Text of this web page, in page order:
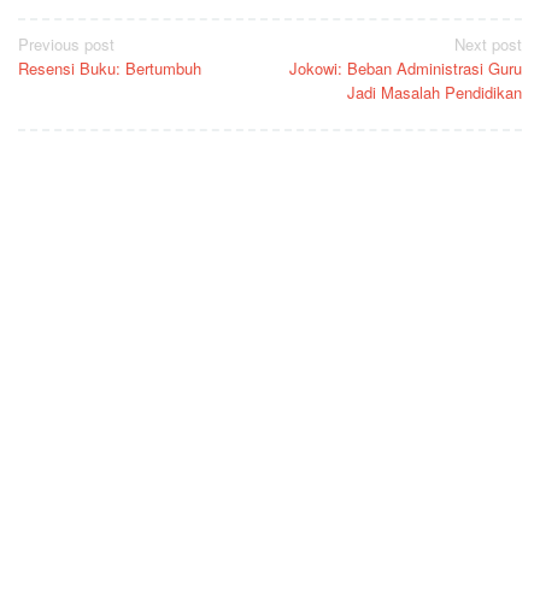
Post
navigation
Previous post
Resensi Buku: Bertumbuh
Next post
Jokowi: Beban Administrasi Guru
Jadi Masalah Pendidikan